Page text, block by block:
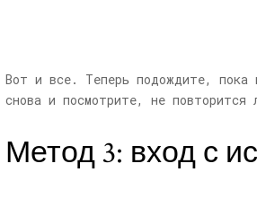
Вот и все. Теперь подождите, пока
снова и посмотрите, не
Метод 3: вход с